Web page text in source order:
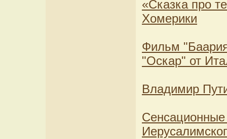
«Сказка про
Хомерики
Фильм
"Оскар" от
Владимир
Сенсационные